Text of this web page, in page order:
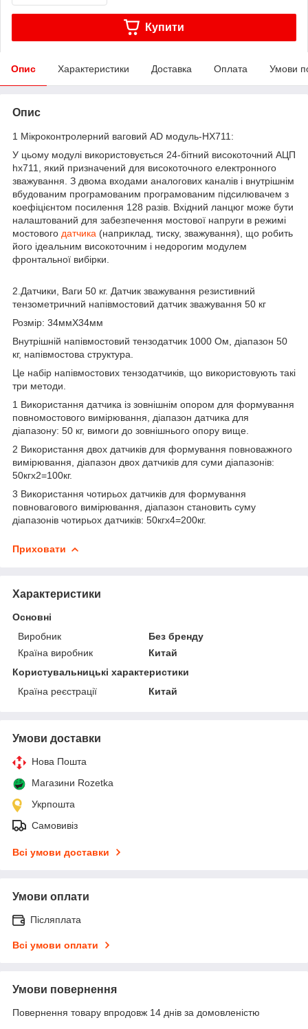
Купити
Опис Характеристики Доставка Оплата Умови
Опис
1 Мікроконтролерний ваговий AD модуль-HX711:
У цьому модулі використовується 24-бітний високоточний АЦП
hx711, який призначений для високоточного електронного
зважування. З двома входами аналогових каналів і внутрішнім
вбудованим програмованим програмованим підсилювачем з
коефіцієнтом посилення 128 разів. Вхідний ланцюг може бути
налаштований для забезпечення мостової напруги в режимі
мостового датчика (наприклад, тиску, зважування), що робить
його ідеальним високоточним і недорогим модулем
фронтальної вибірки.
2.Датчики, Ваги 50 кг. Датчик зважування резистивний
тензометричний напівмостовий датчик зважування 50 кг
Розмір: 34ммX34мм
Внутрішній напівмостовий тензодатчик 1000 Ом, діапазон 50
кг, напівмостова структура.
Це набір напівмостових тензодатчиків, що використовують такі
три методи.
1 Використання датчика із зовнішнім опором для формування
повномостового вимірювання, діапазон датчика для
діапазону: 50 кг, вимоги до зовнішнього опору вище.
2 Використання двох датчиків для формування повноважного
вимірювання, діапазон двох датчиків для суми діапазонів:
50кгx2=100кг.
3 Використання чотирьох датчиків для формування
повновагового вимірювання, діапазон становить суму
діапазонів чотирьох датчиків: 50кгx4=200кг.
Приховати
Характеристики
Основні
Виробник
Без бренду
Країна виробник
Китай
Користувальницькі характеристики
Країна реєстрації
Китай
Умови доставки
Нова Пошта
Магазини Rozetka
Укрпошта
Самовивіз
Всі умови доставки
Умови оплати
Післяплата
Всі умови оплати
Умови повернення
Повернення товару впродовж 14 днів за домовленістю